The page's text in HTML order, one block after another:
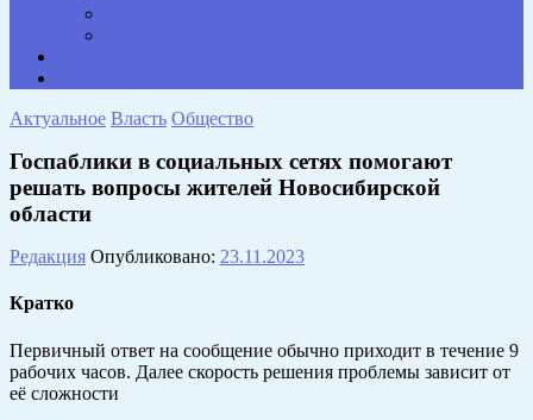
Актуальное Власть Общество
Госпаблики в социальных сетях помогают
решать вопросы жителей Новосибирской
области
Редакция Опубликовано: 23.11.2023
Кратко
Первичный ответ на сообщение обычно приходит в течение 9
рабочих часов. Далее скорость решения проблемы зависит от
её сложности